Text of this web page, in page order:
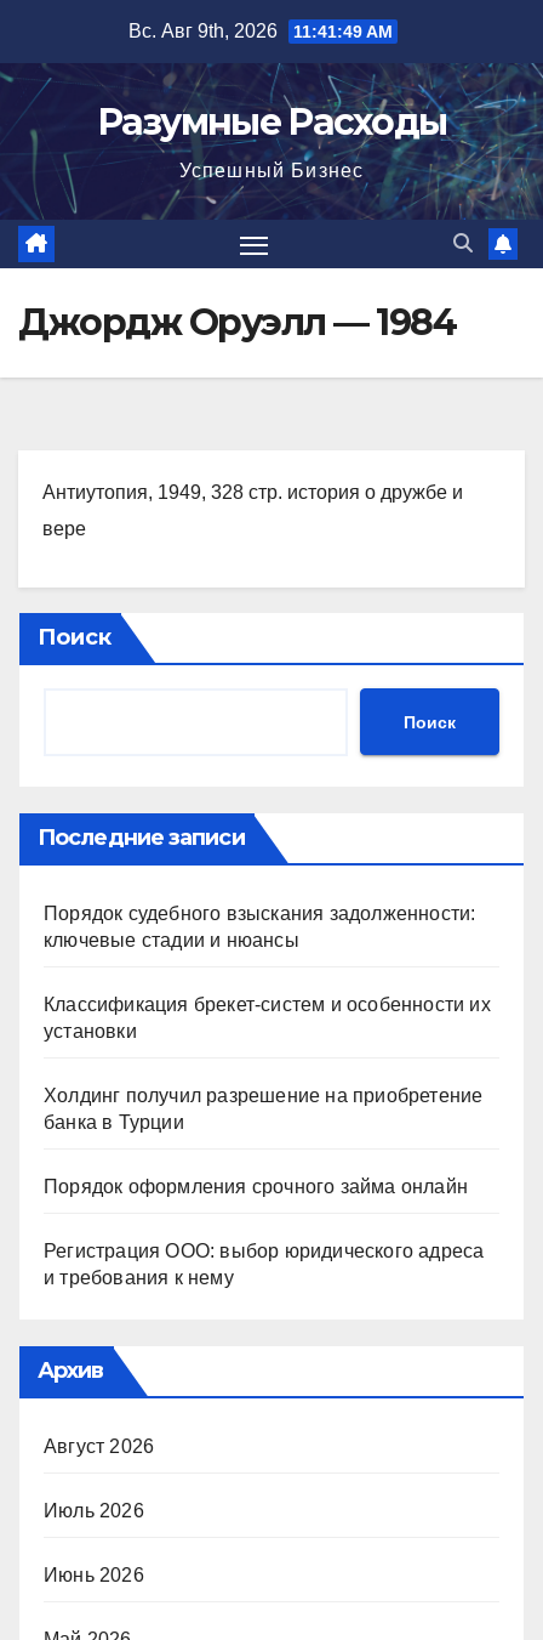
содержимому
Вс. Авг 9th, 2026 11:41:50 AM
Разумные Расходы
Успешный Бизнес
Джордж Оруэлл — 1984
Антиутопия, 1949, 328 стр. история о дружбе и
вере
Поиск
Поиск
Последние записи
Порядок судебного взыскания задолженности:
ключевые стадии и нюансы
Классификация брекет-систем и особенности их
установки
Холдинг получил разрешение на приобретение
банка в Турции
Порядок оформления срочного займа онлайн
Регистрация ООО: выбор юридического адреса
и требования к нему
Архив
Август 2026
Июль 2026
Июнь 2026